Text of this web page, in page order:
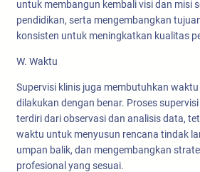
untuk membangun kembali visi dan misi
pendidikan, serta mengembangkan
konsisten untuk meningkatkan kualitas
W. Waktu
Supervisi klinis juga membutuhkan
dilakukan dengan benar. Proses
terdiri dari observasi dan analisis data,
waktu untuk menyusun rencana tindak
umpan balik, dan mengembangkan
profesional yang sesuai.